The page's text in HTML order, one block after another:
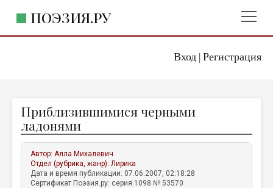
Вход| Регистрация
ПОЭЗИЯ.РУ
ЖАНРЫ
АВТОРЫ
КОММЕНТАРИИ
ЛИТСАЛОН
Приблизившимися черными
ладонями
Автор:Алла Михалевич
Отдел (рубрика, жанр):Лирика
Дата и время публикации: 07.06.2007, 02:18:28
Сертификат Поэзия.ру: серия 1098 № 53570